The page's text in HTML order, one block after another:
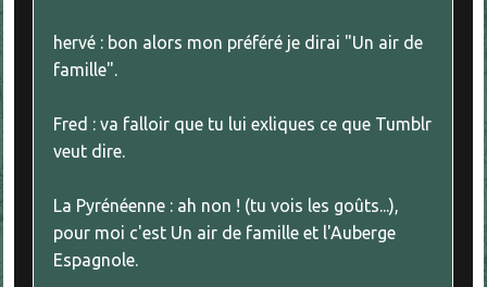
hervé : bon alors mon préféré je dirai "Un air de
famille".
Fred : va falloir que tu lui exliques ce que Tumblr
veut dire.
La Pyrénéenne : ah non ! (tu vois les goûts...),
pour moi c'est Un air de famille et l'Auberge
Espagnole.